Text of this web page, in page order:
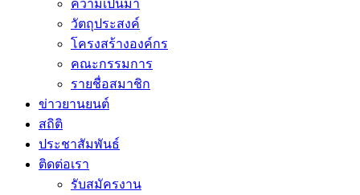
ความเป็นมา
วัตถุประสงค์
โครงสร้างองค์กร
คณะกรรมการ
รายชื่อสมาชิก
ข่าวยานยนต์
สถิติ
ประชาสัมพันธ์
ติดต่อเรา
รับสมัครงาน